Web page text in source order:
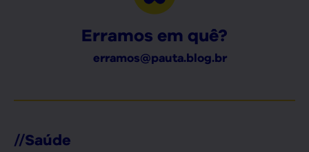
Erramos em quê?
erramos@pauta.blog.br
//Saúde